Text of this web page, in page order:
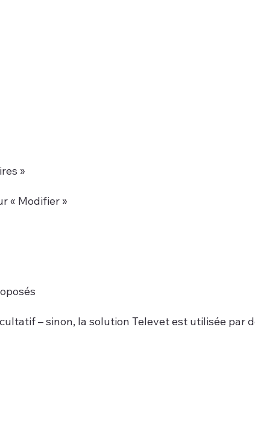
»
« Modifier »
– sinon, la solution Televet est utilisée par